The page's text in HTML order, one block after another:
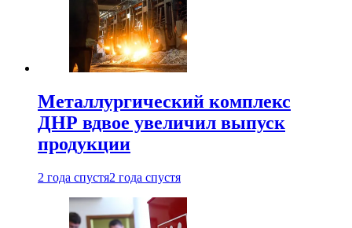
Металлургический комплекс
ДНР вдвое увеличил выпуск
продукции
2 года спустя2 года спустя